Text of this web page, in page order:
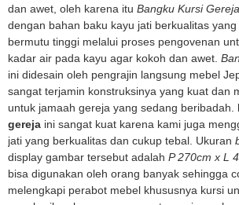
dan awet, oleh karena itu Bangku Kursi Gereja
dengan bahan baku kayu jati berkualitas
bermutu tinggi melalui proses pengovenan
kadar air pada kayu agar kokoh dan awet.
ini didesain oleh pengrajin langsung mebel
sangat terjamin konstruksinya yang kuat dan
untuk jamaah gereja yang sedang beribadah.
gereja ini sangat kuat karena kami juga
jati yang berkualitas dan cukup tebal. Ukuran
display gambar tersebut adalah P 270cm x L
bisa digunakan oleh orang banyak sehingga
melengkapi perabot mebel khususnya kursi